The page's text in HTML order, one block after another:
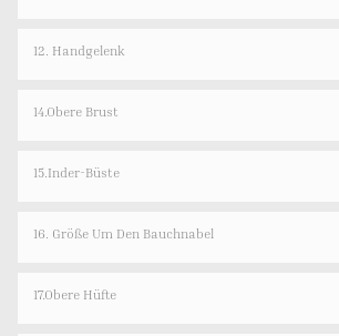
12. Handgelenk
14.Obere Brust
15.Inder-Büste
16. Größe Um Den Bauchnabel
17.Obere Hüfte